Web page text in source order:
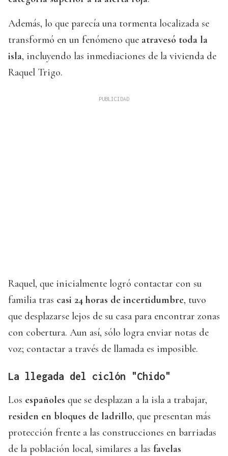
Además, lo que parecía una tormenta localizada se
transformó en un fenómeno que atravesó toda la
isla, incluyendo las inmediaciones de la vivienda de
Raquel Trigo.
Raquel, que inicialmente logró contactar con su
familia tras casi 24 horas de incertidumbre, tuvo
que desplazarse lejos de su casa para encontrar zonas
con cobertura. Aun así, sólo logra enviar notas de
voz; contactar a través de llamada es imposible.
La llegada del ciclón "Chido"
Los españoles que se desplazan a la isla a trabajar,
residen en bloques de ladrillo, que presentan más
protección frente a las construcciones en barriadas
de la población local, similares a las favelas